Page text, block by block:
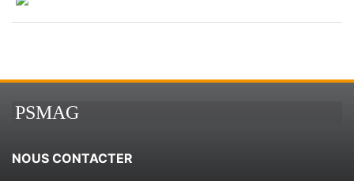
PSMAG
NOUS CONTACTER